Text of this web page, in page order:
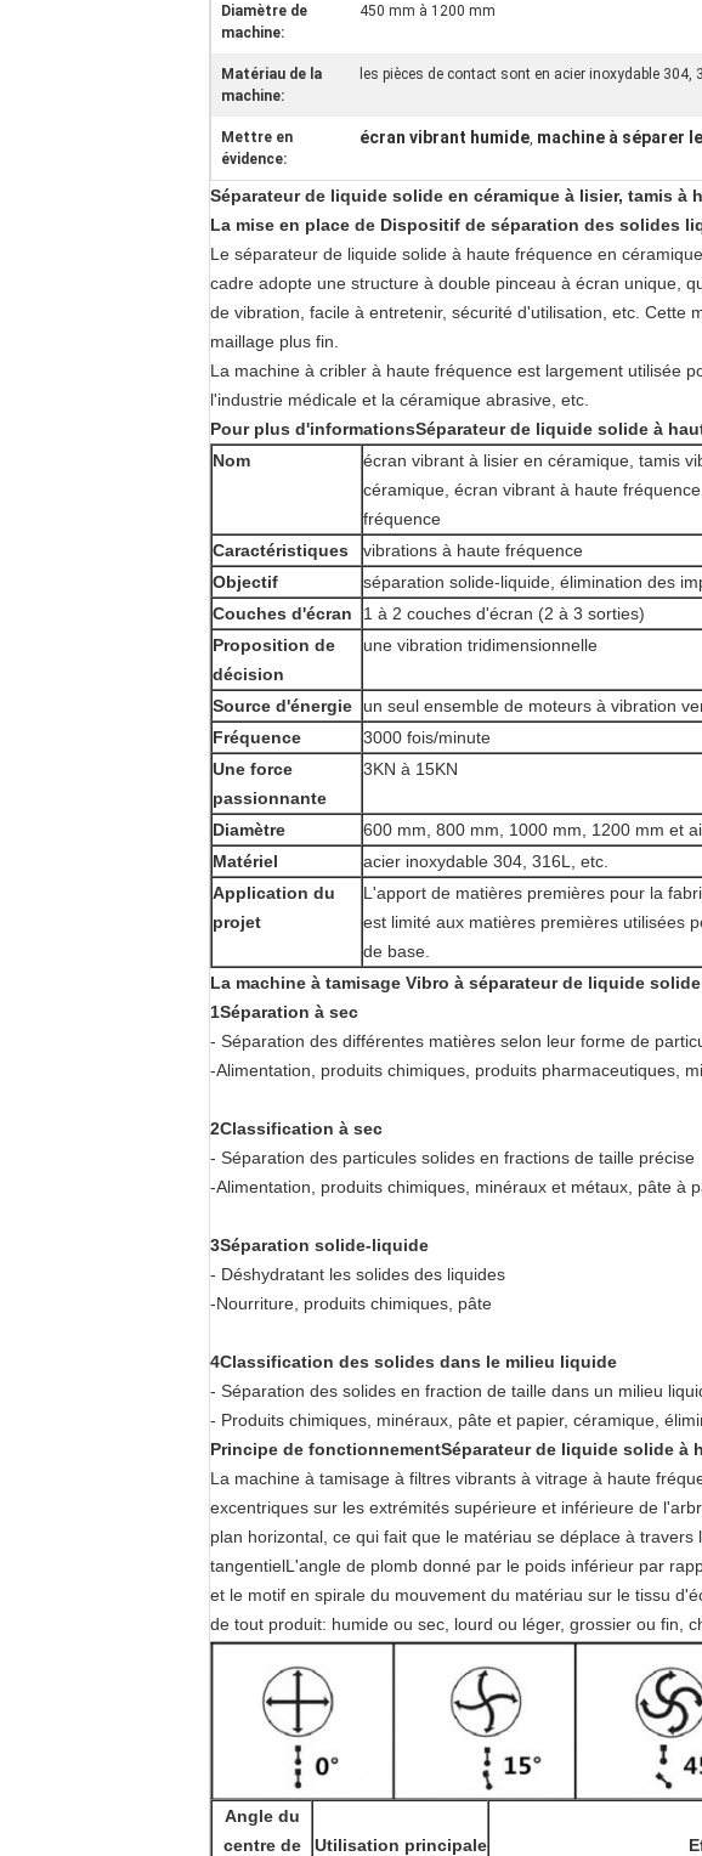
Diamètre de
machine:
450 mm à 1200 mm
Matériau de la
machine:
les pièces de contact sont en acier inoxydable 304,
Mettre en
évidence:
écran vibrant humide, machine à séparer
Séparateur de liquide solide en céramique à lisier, tamis à
La mise en place de Dispositif de séparation des solides
Le séparateur de liquide solide à haute fréquence en
cadre adopte une structure à double pinceau à écran unique,
de vibration, facile à entretenir, sécurité d'utilisation, etc.
maillage plus fin.
La machine à cribler à haute fréquence est largement utilisée
l'industrie médicale et la céramique abrasive, etc.
Pour plus d'informationsSéparateur de liquide solide à
Nom
écran vibrant à lisier en céramique, tamis
céramique, écran vibrant à haute
fréquence
Caractéristiques
vibrations à haute fréquence
Objectif
séparation solide-liquide, élimination des
Couches d'écran
1 à 2 couches d'écran (2 à 3 sorties)
Proposition de
décision
une vibration tridimensionnelle
Source d'énergie
un seul ensemble de moteurs à vibration
Fréquence
3000 fois/minute
Une force
passionnante
3KN à 15KN
Diamètre
600 mm, 800 mm, 1000 mm, 1200 mm et
Matériel
acier inoxydable 304, 316L, etc.
Application du
projet
L'apport de matières premières pour la
est limité aux matières premières utilisées
de base.
La machine à tamisage Vibro à séparateur de liquide
1Séparation à sec
- Séparation des différentes matières selon leur forme de
-Alimentation, produits chimiques, produits pharmaceutiques,
2Classification à sec
- Séparation des particules solides en fractions de taille précise
-Alimentation, produits chimiques, minéraux et métaux, pâte à
3Séparation solide-liquide
- Déshydratant les solides des liquides
-Nourriture, produits chimiques, pâte
4Classification des solides dans le milieu liquide
- Séparation des solides en fraction de taille dans un milieu
- Produits chimiques, minéraux, pâte et papier, céramique,
Principe de fonctionnementSéparateur de liquide solide à
La machine à tamisage à filtres vibrants à vitrage à haute
excentriques sur les extrémités supérieure et inférieure de
plan horizontal, ce qui fait que le matériau se déplace à
tangentielL'angle de plomb donné par le poids inférieur par
et le motif en spirale du mouvement du matériau sur le tissu
de tout produit: humide ou sec, lourd ou léger, grossier ou fin,
Angle du
centre de
Utilisation principale